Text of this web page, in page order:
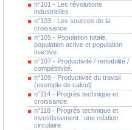
n°101 - Les révolutions
industrielles
n°103 - Les sources de la
croissance
n°105 - Population totale,
population active et population
inactive.
n°107 - Productivité / rentabilité /
compétitivité.
n°109 - Productivité du travail
(exemple de calcul)
n°114 - Progrès technique et
croissance.
n°118 - Progrès technique et
investissement : une relation
circulaire.